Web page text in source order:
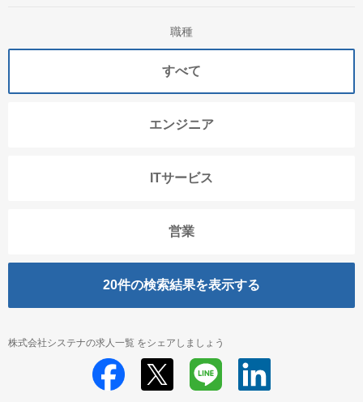
職種
すべて
エンジニア
ITサービス
営業
20件の検索結果を表示する
株式会社システナの求人一覧 をシェアしましょう